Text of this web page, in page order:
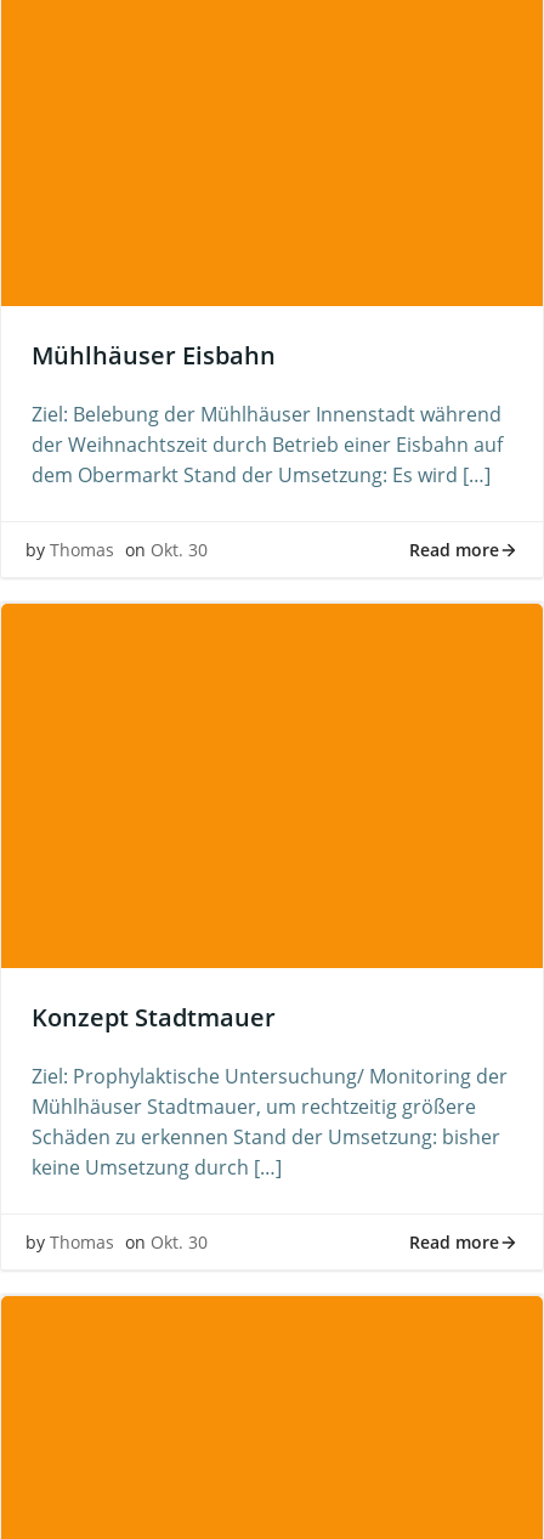
Mühlhäuser Eisbahn
Ziel: Belebung der Mühlhäuser Innenstadt während
der Weihnachtszeit durch Betrieb einer Eisbahn auf
dem Obermarkt Stand der Umsetzung: Es wird […]
by Thomas on Okt. 30 Read more
Konzept Stadtmauer
Ziel: Prophylaktische Untersuchung/ Monitoring der
Mühlhäuser Stadtmauer, um rechtzeitig größere
Schäden zu erkennen Stand der Umsetzung: bisher
keine Umsetzung durch […]
by Thomas on Okt. 30 Read more